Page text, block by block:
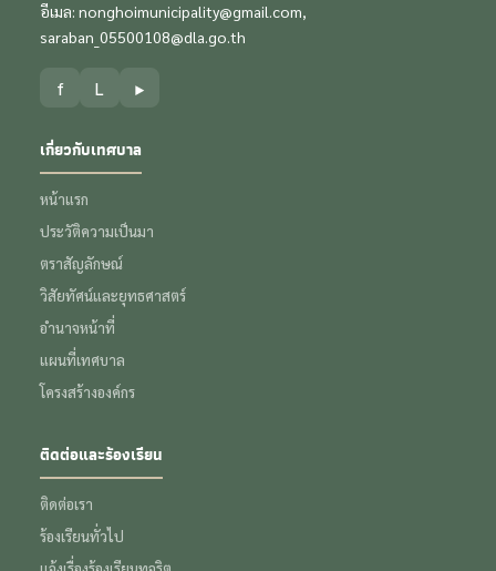
อีเมล: nonghoimunicipality@gmail.com,
saraban_05500108@dla.go.th
f L ▶
เกี่ยวกับเทศบาล
หน้าแรก
ประวัติความเป็นมา
ตราสัญลักษณ์
วิสัยทัศน์และยุทธศาสตร์
อำนาจหน้าที่
แผนที่เทศบาล
โครงสร้างองค์กร
ติดต่อและร้องเรียน
ติดต่อเรา
ร้องเรียนทั่วไป